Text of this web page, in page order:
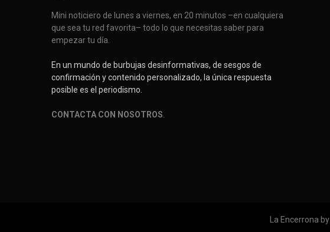
Mini noticiero de lunes a viernes, en 20 minutos –en cualquiera
que sea tu red favorita– todo lo que necesitas saber para
empezar tu día.
En un mundo de burbujas desinformativas, de sesgos de
confirmación y contenido personalizado, la única respuesta
posible es el periodismo.
CONTACTA CON NOSOTROS
La Encerrona by